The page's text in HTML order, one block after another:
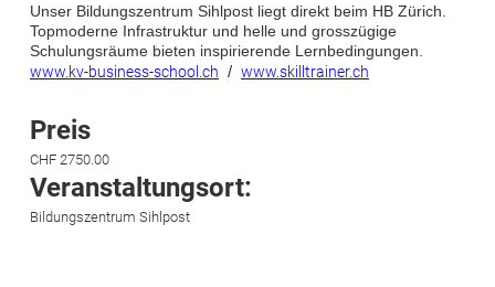
Unser Bildungszentrum Sihlpost liegt direkt beim HB Zürich.
Topmoderne Infrastruktur und helle und grosszügige
Schulungsräume bieten inspirierende Lernbedingungen.
www.kv-business-school.ch / www.skilltrainer.ch
Preis
CHF 2750.00
Veranstaltungsort:
Bildungszentrum Sihlpost